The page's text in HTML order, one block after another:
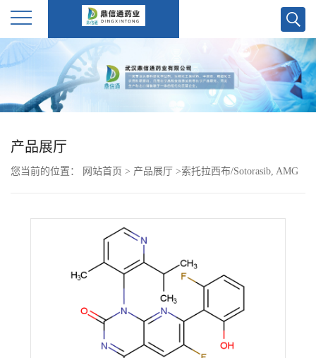
公
产品展厅
您当前的位置： 网站首页 > 产品展厅 >索托拉西布/Sotorasib, AMG